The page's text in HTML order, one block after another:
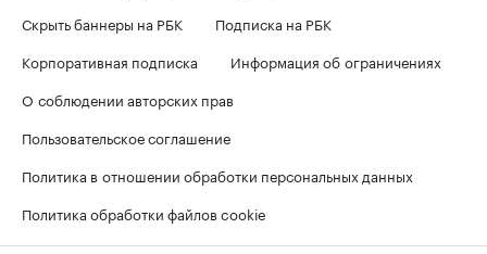
Скрыть баннеры на РБК
Подписка на РБК
Корпоративная подписка
Информация об ограничениях
О соблюдении авторских прав
Пользовательское соглашение
Политика в отношении обработки персональных данных
Политика обработки файлов cookie